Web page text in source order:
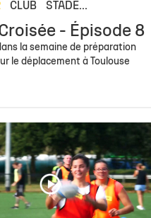
CLUB STADE...
- Épisode 8
la semaine de préparation
le déplacement à Toulouse